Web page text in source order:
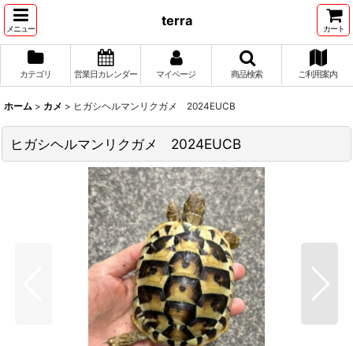
メニュー
terra
カート
カテゴリ 営業日カレンダー マイページ 商品検索 ご利用案内
ホーム > カメ > ヒガシヘルマンリクガメ 2024EUCB
ヒガシヘルマンリクガメ 2024EUCB